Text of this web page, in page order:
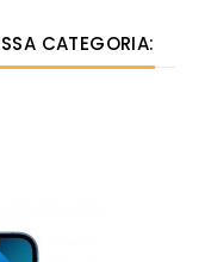
CATEGORIA: